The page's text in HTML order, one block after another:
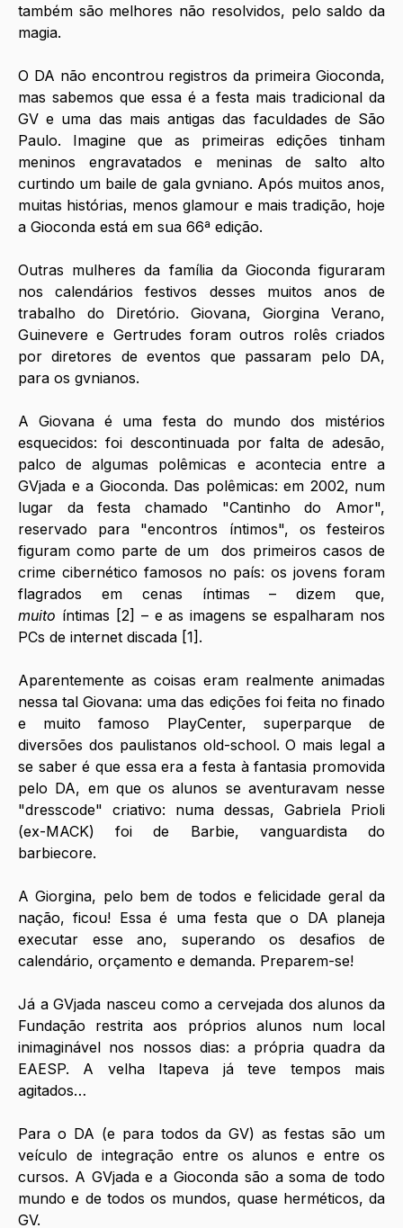
também são melhores não resolvidos, pelo saldo da
magia.
O DA não encontrou registros da primeira Gioconda,
mas sabemos que essa é a festa mais tradicional da
GV e uma das mais antigas das faculdades de São
Paulo. Imagine que as primeiras edições tinham
meninos engravatados e meninas de salto alto
curtindo um baile de gala gvniano. Após muitos anos,
muitas histórias, menos glamour e mais tradição, hoje
a Gioconda está em sua 66ª edição.
Outras mulheres da família da Gioconda figuraram
nos calendários festivos desses muitos anos de
trabalho do Diretório. Giovana, Giorgina Verano,
Guinevere e Gertrudes foram outros rolês criados
por diretores de eventos que passaram pelo DA,
para os gvnianos.
A Giovana é uma festa do mundo dos mistérios
esquecidos: foi descontinuada por falta de adesão,
palco de algumas polêmicas e acontecia entre a
GVjada e a Gioconda. Das polêmicas: em 2002, num
lugar da festa chamado "Cantinho do Amor",
reservado para "encontros íntimos", os festeiros
figuram como parte de um  dos primeiros casos de
crime cibernético famosos no país: os jovens foram
muito íntimas [2] – e as imagens se espalharam nos
PCs de internet discada [1].
Aparentemente as coisas eram realmente animadas
nessa tal Giovana: uma das edições foi feita no finado
e muito famoso PlayCenter, superparque de
diversões dos paulistanos old-school. O mais legal a
se saber é que essa era a festa à fantasia promovida
pelo DA, em que os alunos se aventuravam nesse
"dresscode" criativo: numa dessas, Gabriela Prioli
(ex-MACK) foi de Barbie, vanguardista do
barbiecore.
A Giorgina, pelo bem de todos e felicidade geral da
nação, ficou! Essa é uma festa que o DA planeja
executar esse ano, superando os desafios de
calendário, orçamento e demanda. Preparem-se!
Já a GVjada nasceu como a cervejada dos alunos da
Fundação restrita aos próprios alunos num local
inimaginável nos nossos dias: a própria quadra da
EAESP. A velha Itapeva já teve tempos mais
agitados…
Para o DA (e para todos da GV) as festas são um
veículo de integração entre os alunos e entre os
cursos. A GVjada e a Gioconda são a soma de todo
mundo e de todos os mundos, quase herméticos, da
GV.